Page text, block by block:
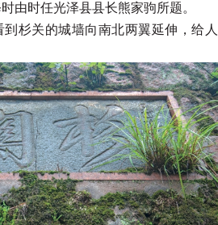
由时任光泽县县长熊家驹所题。
杉关的城墙向南北两翼延伸，给人